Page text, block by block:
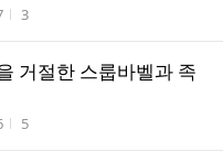
조회수
3
거절한 스룹바벨과 족
조회수
5